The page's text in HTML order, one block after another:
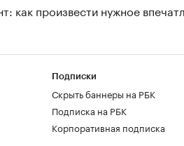
как произвести нужное
Подписки
Скрыть баннеры на РБК
Подписка на РБК
Корпоративная подписка